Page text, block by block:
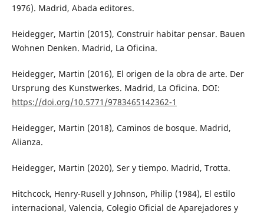
1976). Madrid, Abada editores.
Heidegger, Martin (2015), Construir habitar pensar. Bauen
Wohnen Denken. Madrid, La Oficina.
Heidegger, Martin (2016), El origen de la obra de arte. Der
Ursprung des Kunstwerkes. Madrid, La Oficina. DOI:
https://doi.org/10.5771/9783465142362-1
Heidegger, Martin (2018), Caminos de bosque. Madrid,
Alianza.
Heidegger, Martin (2020), Ser y tiempo. Madrid, Trotta.
Hitchcock, Henry-Rusell y Johnson, Philip (1984), El estilo
internacional, Valencia, Colegio Oficial de Aparejadores y